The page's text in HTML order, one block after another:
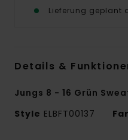
Lieferung geplant
Details &
Jungs 8 - 16 Grün
Style ELBFT00137